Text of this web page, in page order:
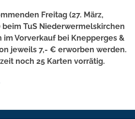
Freitag (27. März,
beim TuS Niederwermelskirchen
im Vorverkauf bei Knepperges &
jeweils 7,- € erworben werden.
noch 25 Karten vorrätig.